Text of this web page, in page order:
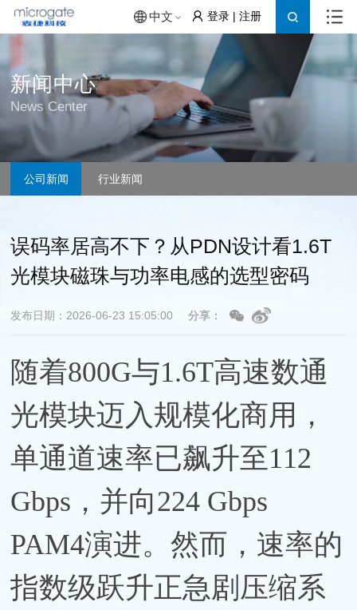
中文 登录| 注册
新闻中心
News Center
公司新闻 行业新闻
误码率居高不下？从PDN设计看1.6T
光模块磁珠与功率电感的选型密码
发布日期：2026-06-23 15:05:00 分享：
随着800G与1.6T高速数通
光模块迈入规模化商用，
单通道速率已飙升至112
Gbps，并向224 Gbps
PAM4演进。然而，速率的
指数级跃升正急剧压缩系